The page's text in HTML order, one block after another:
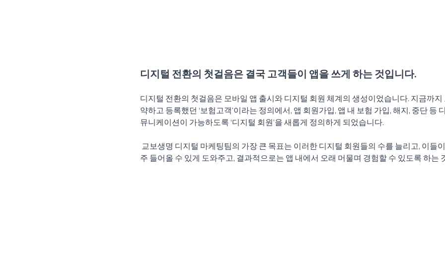
디지털 전환의 첫걸음은 결국 고객들이 앱을 쓰게 하는 것입니다.
디지털 전환의 첫걸음은 모바일 앱 출시와 디지털 회원 체계의 생성이었습니다. 지금까지
약하고 등록했던 ‘보험고객'이라는 정의에서, 앱 회원가입, 앱 내 보험 가입, 해지, 중단 등
뮤니케이션이 가능하도록 ‘디지털 회원’을 새롭게 정의하게 되었습니다.
주 들어올 수 있게 도와주고, 결과적으로는 앱 내에서 오래 머물며 경험할 수 있도록 하는